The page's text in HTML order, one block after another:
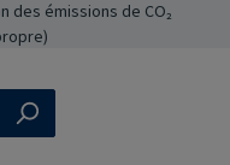
des émissions de CO₂